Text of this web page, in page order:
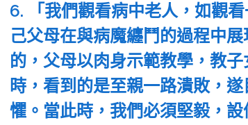
6. 「我們觀看病中老人，如觀
己父母在與病魔纏鬥的過程中
的，父母以肉身示範教學，教
時，看到的是至親一路潰敗，
懼。當此時，我們必須堅毅，